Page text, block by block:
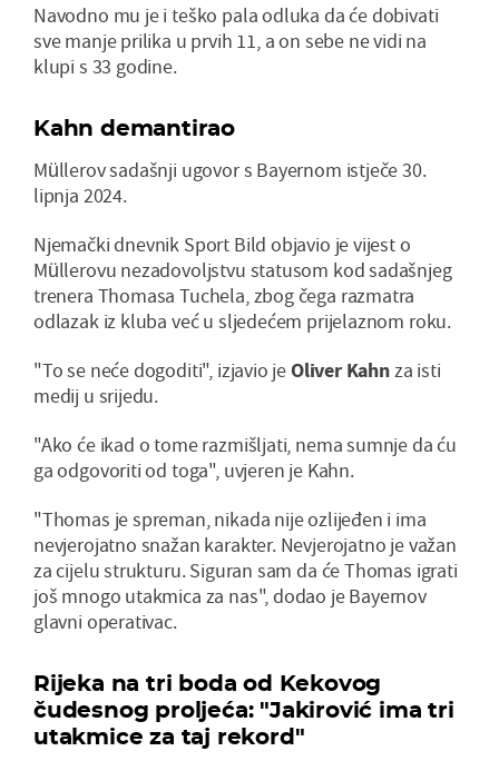
Navodno mu je i teško pala odluka da će dobivati
sve manje prilika u prvih 11, a on sebe ne vidi na
klupi s 33 godine.
Kahn demantirao
Müllerov sadašnji ugovor s Bayernom istječe 30.
lipnja 2024.
Njemački dnevnik Sport Bild objavio je vijest o
Müllerovu nezadovoljstvu statusom kod sadašnjeg
trenera Thomasa Tuchela, zbog čega razmatra
odlazak iz kluba već u sljedećem prijelaznom roku.
"To se neće dogoditi", izjavio jeOliver Kahnza isti
medij u srijedu.
"Ako će ikad o tome razmišljati, nema sumnje da ću
ga odgovoriti od toga", uvjeren je Kahn.
"Thomas je spreman, nikada nije ozlijeđen i ima
nevjerojatno snažan karakter. Nevjerojatno je važan
za cijelu strukturu. Siguran sam da će Thomas igrati
još mnogo utakmica za nas", dodao je Bayernov
glavni operativac.
Rijeka na tri boda od Kekovog
čudesnog proljeća: "Jakirović ima tri
utakmice za taj rekord"